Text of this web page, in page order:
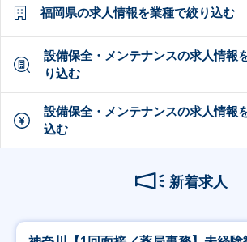
福岡県の求人情報を業種で絞り込む
設備保全・メンテナンスの求人情報
り込む
設備保全・メンテナンスの求人情報
込む
新着求人